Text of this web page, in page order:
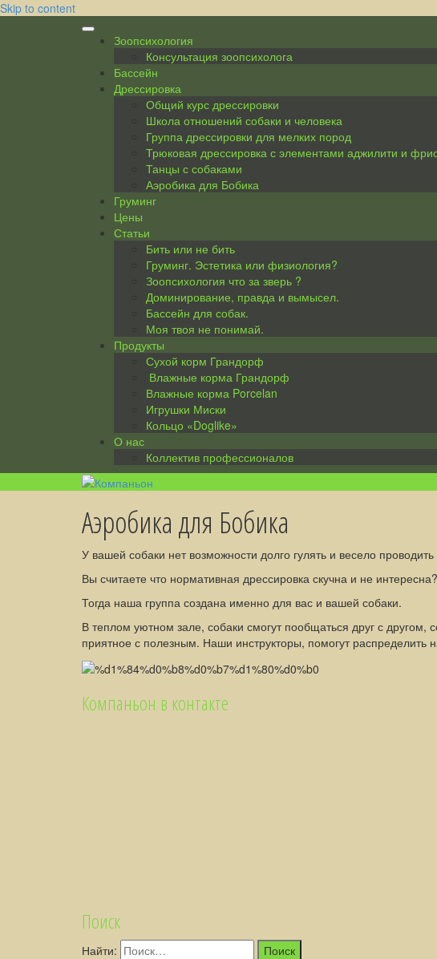
Skip to content
Зоопсихология
Консультация зоопсихолога
Бассейн
Дрессировка
Общий курс дрессировки
Школа отношений собаки и человека
Группа дрессировки для мелких пород
Трюковая дрессировка с элементами аджилити и
Танцы с собаками
Аэробика для Бобика
Груминг
Цены
Статьи
Бить или не бить
Груминг. Эстетика или физиология?
Зоопсихология что за зверь ?
Доминирование, правда и вымысел.
Бассейн для собак.
Моя твоя не понимай.
Продукты
Сухой корм Грандорф
Влажные корма Грандорф
Влажные корма Porcelan
Игрушки Миски
Кольцо «Doglike»
О нас
Коллектив профессионалов
Аэробика для Бобика
У вашей собаки нет возможности долго гулять и весело
Вы считаете что нормативная дрессировка скучна и не интересна?
Тогда наша группа создана именно для вас и вашей собаки.
В теплом уютном зале, собаки смогут пообщаться друг с другом,
приятное с полезным. Наши инструкторы, помогут распределить
Компаньон в контакте
Поиск
Найти: